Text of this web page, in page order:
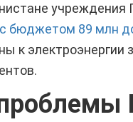
учреждения
с бюджетом 89 млн
к электроэнергии